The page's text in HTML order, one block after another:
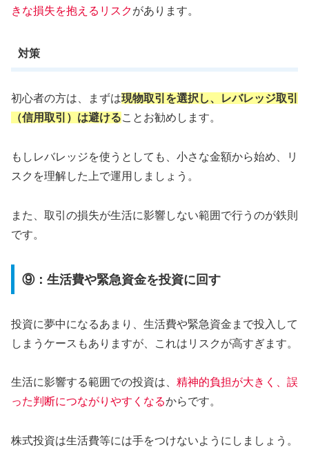
きな損失を抱えるリスクがあります。
対策
初心者の方は、まずは現物取引を選択し、
レバレッジ取引
（信用取引）は避けることお勧めします。
もしレバレッジを使うとしても、小さな金額から始め、リ
スクを理解した上で運用しましょう。
また、取引の損失が生活に影響しない範囲で行うのが鉄則
です。
⑨：生活費や緊急資金を投資に回す
投資に夢中になるあまり、生活費や緊急資金まで投入して
しまうケースもありますが、これはリスクが高すぎます。
生活に影響する範囲での投資は、 精神的負担が大きく、誤
った判断につながりやすくなるからです。
株式投資は生活費等には手をつけないようにしましょう。